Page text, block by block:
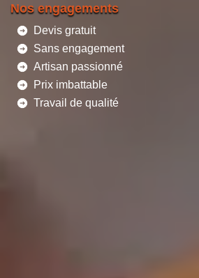
Nos engagements
Devis gratuit
Sans engagement
Artisan passionné
Prix imbattable
Travail de qualité